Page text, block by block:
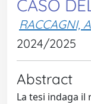
CASO
RACCAGNI,
2024/2025
Abstract
La tesi indaga